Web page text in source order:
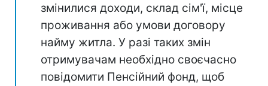
змінилися доходи, склад сім'ї, місце
проживання або умови договору
найму житла. У разі таких змін
отримувачам необхідно своєчасно
повідомити Пенсійний фонд, щоб